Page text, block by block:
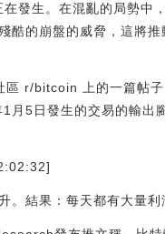
發生。在混亂的局勢中
酷的崩盤的威脅，這將推
區 r/bitcoin 上的一篇帖子
月5日發生的交易的輸出
結果：每天都有大量利